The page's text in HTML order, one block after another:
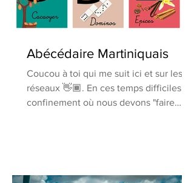
Abécédaire Martiniquais
Coucou à toi qui me suit ici et sur les
réseaux 👋🏾. En ces temps difficiles de
confinement où nous devons "faire